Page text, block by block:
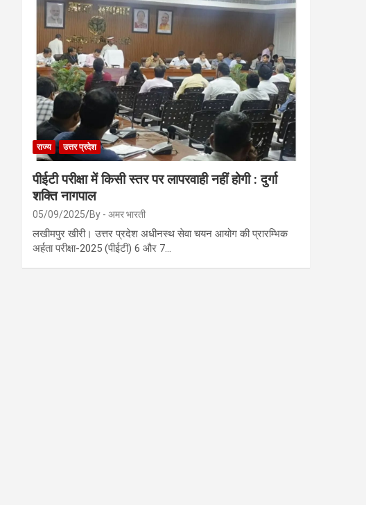
राज्य उत्तर प्रदेश
पीईटी परीक्षा में किसी स्तर पर लापरवाही नहीं होगी : दुर्गा
शक्ति नागपाल
05/09/2025 By - अमर भारती
लखीमपुर खीरी। उत्तर प्रदेश अधीनस्थ सेवा चयन आयोग की प्रारम्भिक
अर्हता परीक्षा-2025 (पीईटी) 6 और 7…